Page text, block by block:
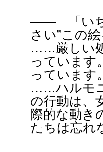
―― 「いち
さい”この
……厳しい
っています
っています
……ハルモ
の行動は、
際的な動き
たちは忘れ